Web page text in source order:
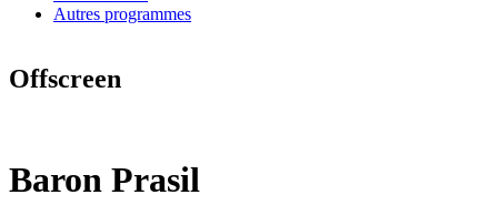
Autres programmes
Offscreen
Baron Prasil